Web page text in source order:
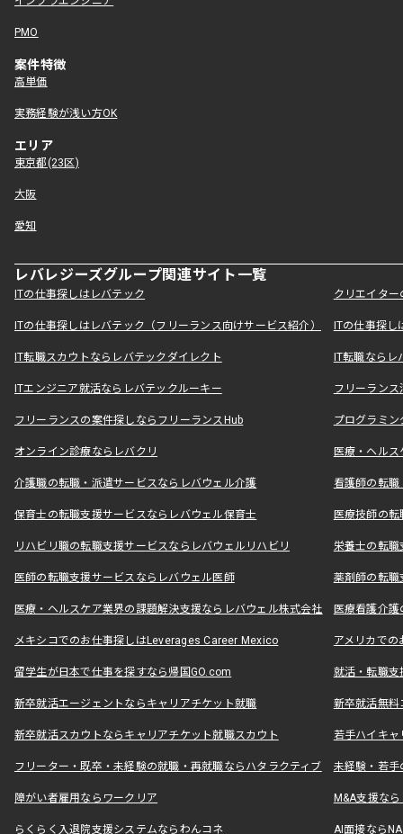
PMO
案件特徴
高単価
実務経験が浅い方OK
エリア
東京都(23区)
大阪
愛知
レバレジーズグループ関連サイト一覧
ITの仕事探しはレバテック クリエイタ
ITの仕事探しはレバテック（フリーランス向けサービス紹介） ITの仕事探
IT転職スカウトならレバテックダイレクト IT転職なら
ITエンジニア就活ならレバテックルーキー フリーラン
フリーランスの案件探しならフリーランスHub プログラミ
オンライン診療ならレバクリ 医療・ヘル
介護職の転職・派遣サービスならレバウェル介護 看護師の転
保育士の転職支援サービスならレバウェル保育士 医療技師の
リハビリ職の転職支援サービスならレバウェルリハビリ 栄養士の転
医師の転職支援サービスならレバウェル医師 薬剤師の転
医療・ヘルスケア業界の課題解決支援ならレバウェル株式会社 医療看護介
メキシコでのお仕事探しはLeverages Career Mexico アメリカで
留学生が日本で仕事を探すなら帰国GO.com 就活・転職
新卒就活エージェントならキャリアチケット就職 新卒就活無料
新卒就活スカウトならキャリアチケット就職スカウト 若手ハイキ
フリーター・既卒・未経験の就職・再就職ならハタラクティブ 未経験・若手
障がい者雇用ならワークリア M&A支援な
らくらく入退院支援システムならわんコネ AI面接なら